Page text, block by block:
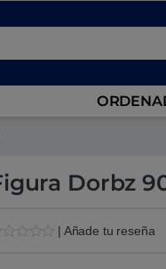
Dorbz
| Añade tu reseña